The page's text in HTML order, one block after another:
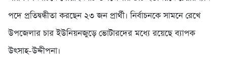
পদে প্রতিদ্বন্ধীতা করছেন ২৩ জন প্রার্থী। নির্বাচনকে সামনে রেখে
উপজেলার চার ইউনিয়নজুড়ে ভোটারদের মধ্যে রয়েছে ব্যাপক
উৎসাহ-উদ্দীপনা।